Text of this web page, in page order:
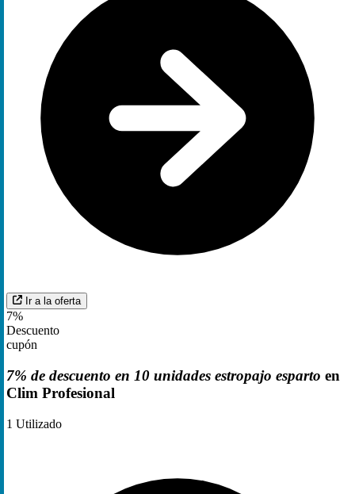
Ir a la oferta
7%
Descuento
cupón
7% de descuento en 10 unidades estropajo esparto en
Clim Profesional
1 Utilizado